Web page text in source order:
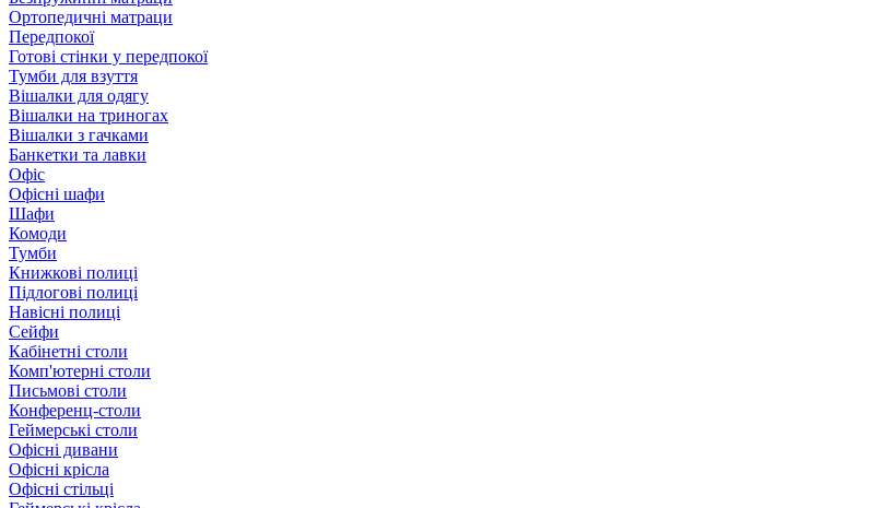
Ортопедичні матраци
Передпокої
Готові стінки у передпокої
Тумби для взуття
Вішалки для одягу
Вішалки на триногах
Вішалки з гачками
Банкетки та лавки
Офіс
Офісні шафи
Шафи
Комоди
Тумби
Книжкові полиці
Підлогові полиці
Навісні полиці
Сейфи
Кабінетні столи
Комп'ютерні столи
Письмові столи
Конференц-столи
Геймерські столи
Офісні дивани
Офісні крісла
Офісні стільці